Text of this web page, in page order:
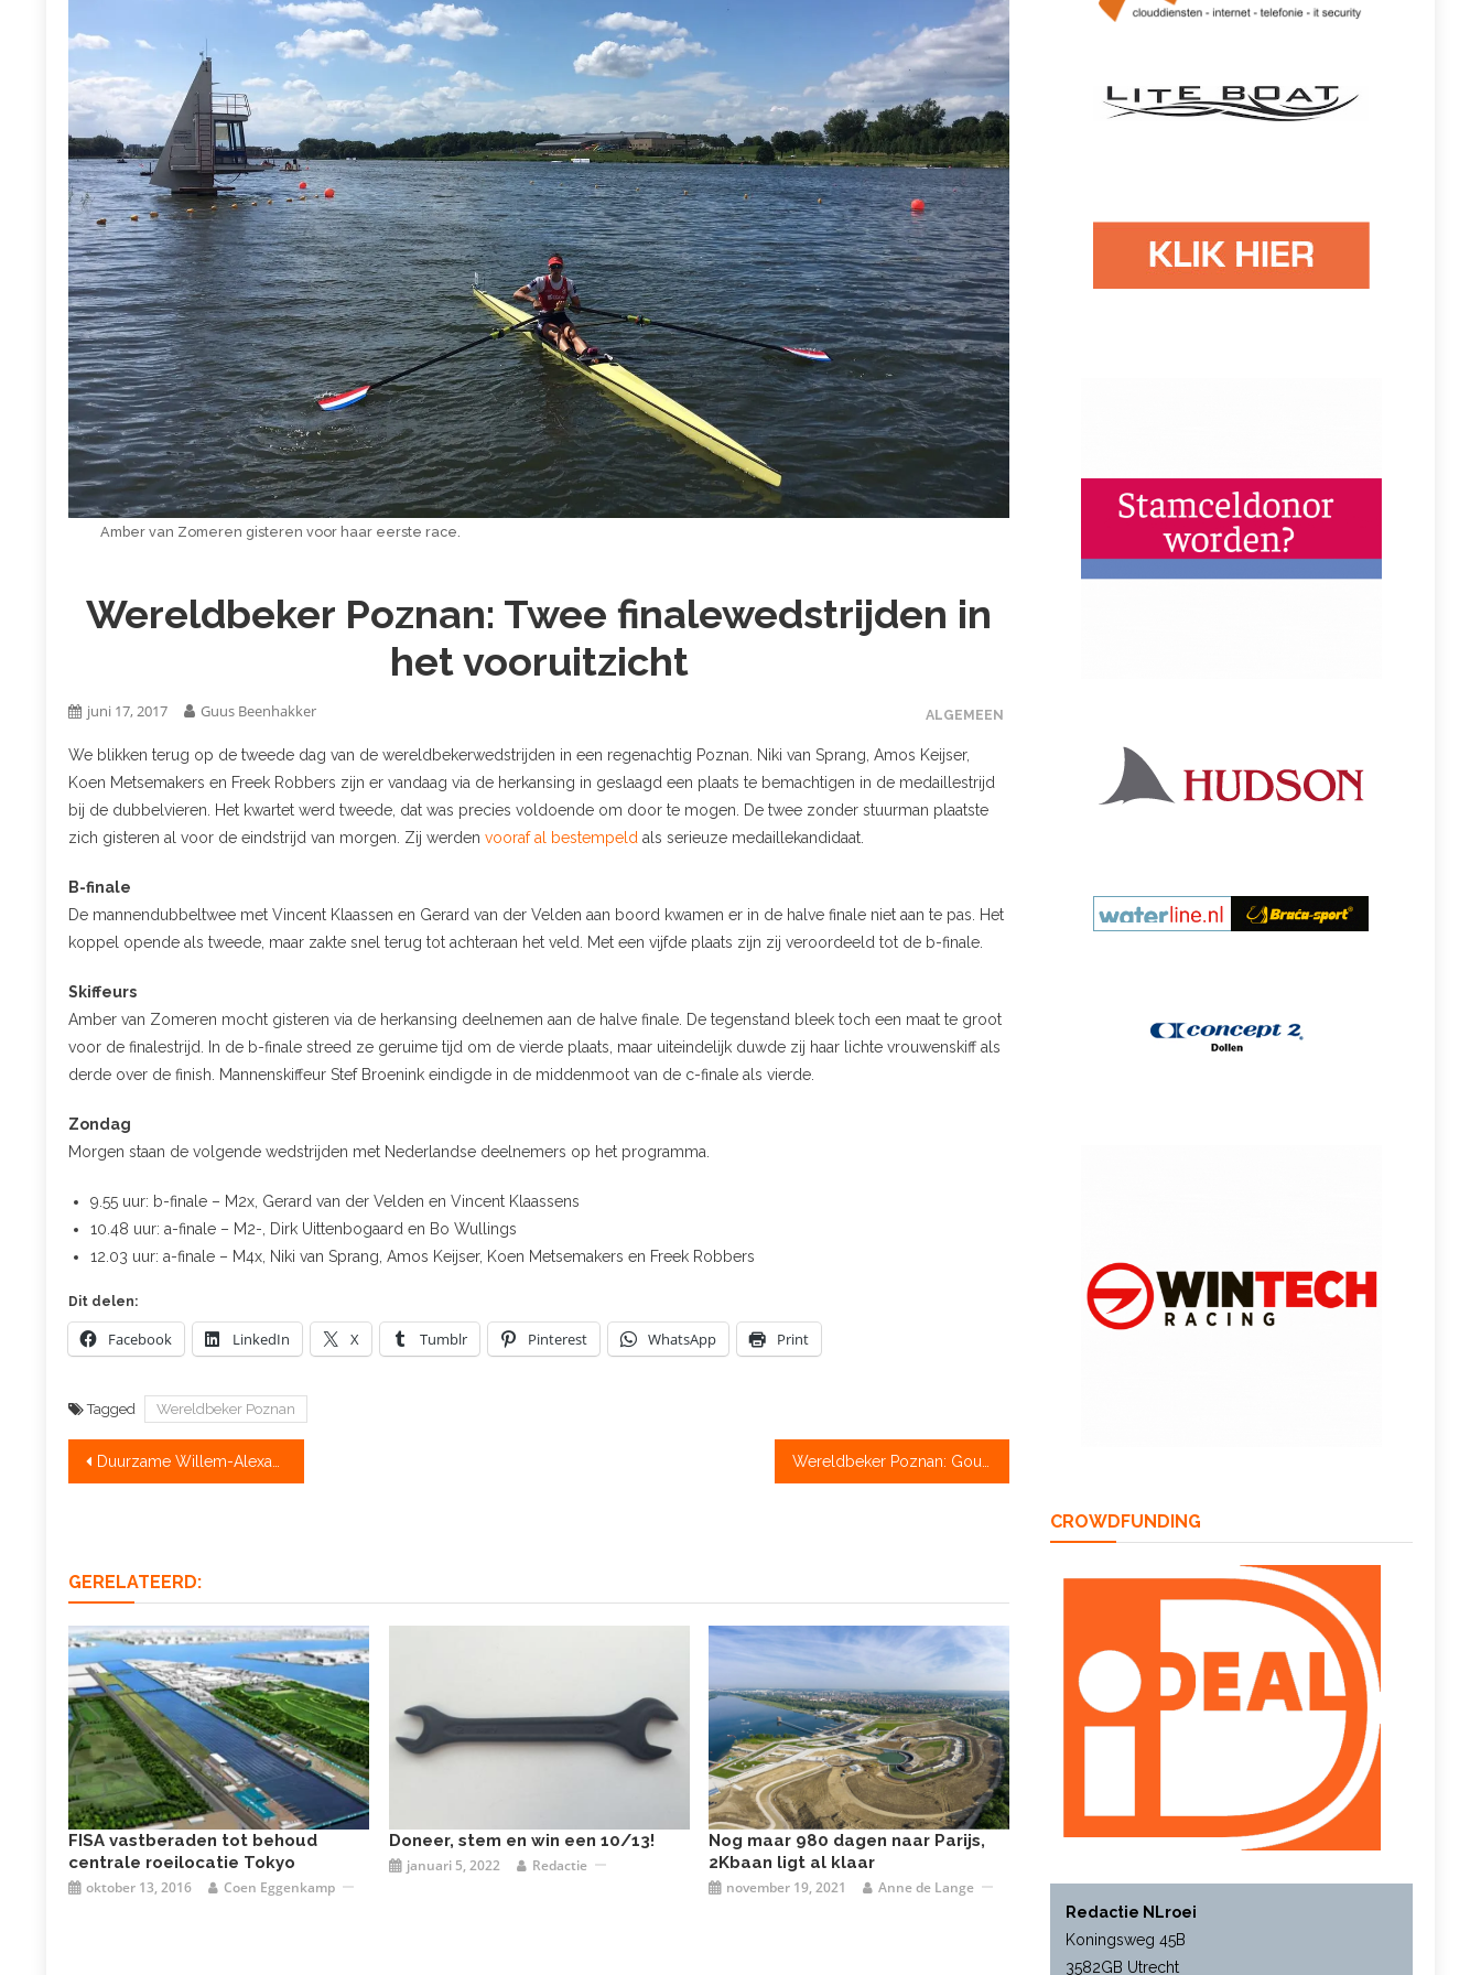
Amber van Zomeren gisteren voor haar eerste race.
Wereldbeker Poznan: Twee finalewedstrijden in
het vooruitzicht
ALGEMEEN
juni 17, 2017 Guus Beenhakker
We blikken terug op de tweede dag van de wereldbekerwedstrijden in een regenachtig Poznan. Niki van Sprang, Amos Keijser,
Koen Metsemakers en Freek Robbers zijn er vandaag via de herkansing in geslaagd een plaats te bemachtigen in de medaillestrijd
bij de dubbelvieren. Het kwartet werd tweede, dat was precies voldoende om door te mogen. De twee zonder stuurman plaatste
zich gisteren al voor de eindstrijd van morgen. Zij werden vooraf al bestempeld als serieuze medaillekandidaat.
B-finale
De mannendubbeltwee met Vincent Klaassen en Gerard van der Velden aan boord kwamen er in de halve finale niet aan te pas. Het
koppel opende als tweede, maar zakte snel terug tot achteraan het veld. Met een vijfde plaats zijn zij veroordeeld tot de b-finale.
Skiffeurs
Amber van Zomeren mocht gisteren via de herkansing deelnemen aan de halve finale. De tegenstand bleek toch een maat te groot
voor de finalestrijd. In de b-finale streed ze geruime tijd om de vierde plaats, maar uiteindelijk duwde zij haar lichte vrouwenskiff als
derde over de finish. Mannenskiffeur Stef Broenink eindigde in de middenmoot van de c-finale als vierde.
Zondag
Morgen staan de volgende wedstrijden met Nederlandse deelnemers op het programma.
9.55 uur: b-finale – M2x, Gerard van der Velden en Vincent Klaassens
10.48 uur: a-finale – M2-, Dirk Uittenbogaard en Bo Wullings
12.03 uur: a-finale – M4x, Niki van Sprang, Amos Keijser, Koen Metsemakers en Freek Robbers
Dit delen:
Facebook LinkedIn X Tumblr Pinterest WhatsApp Print
Tagged Wereldbeker Poznan
Bericht
Duurzame Willem-Alexander Baan haalt New York Times
GERELATEERD:
FISA vastberaden tot behoud
centrale roeilocatie Tokyo
oktober 13, 2016 Coen Eggenkamp
Doneer, stem en win een 10/13!
januari 5, 2022 Redactie
Nog maar 980 dagen naar Parijs,
2Kbaan ligt al klaar
november 19, 2021 Anne de Lange
CROWDFUNDING
Redactie NLroei
Koningsweg 45B
3582GB Utrecht